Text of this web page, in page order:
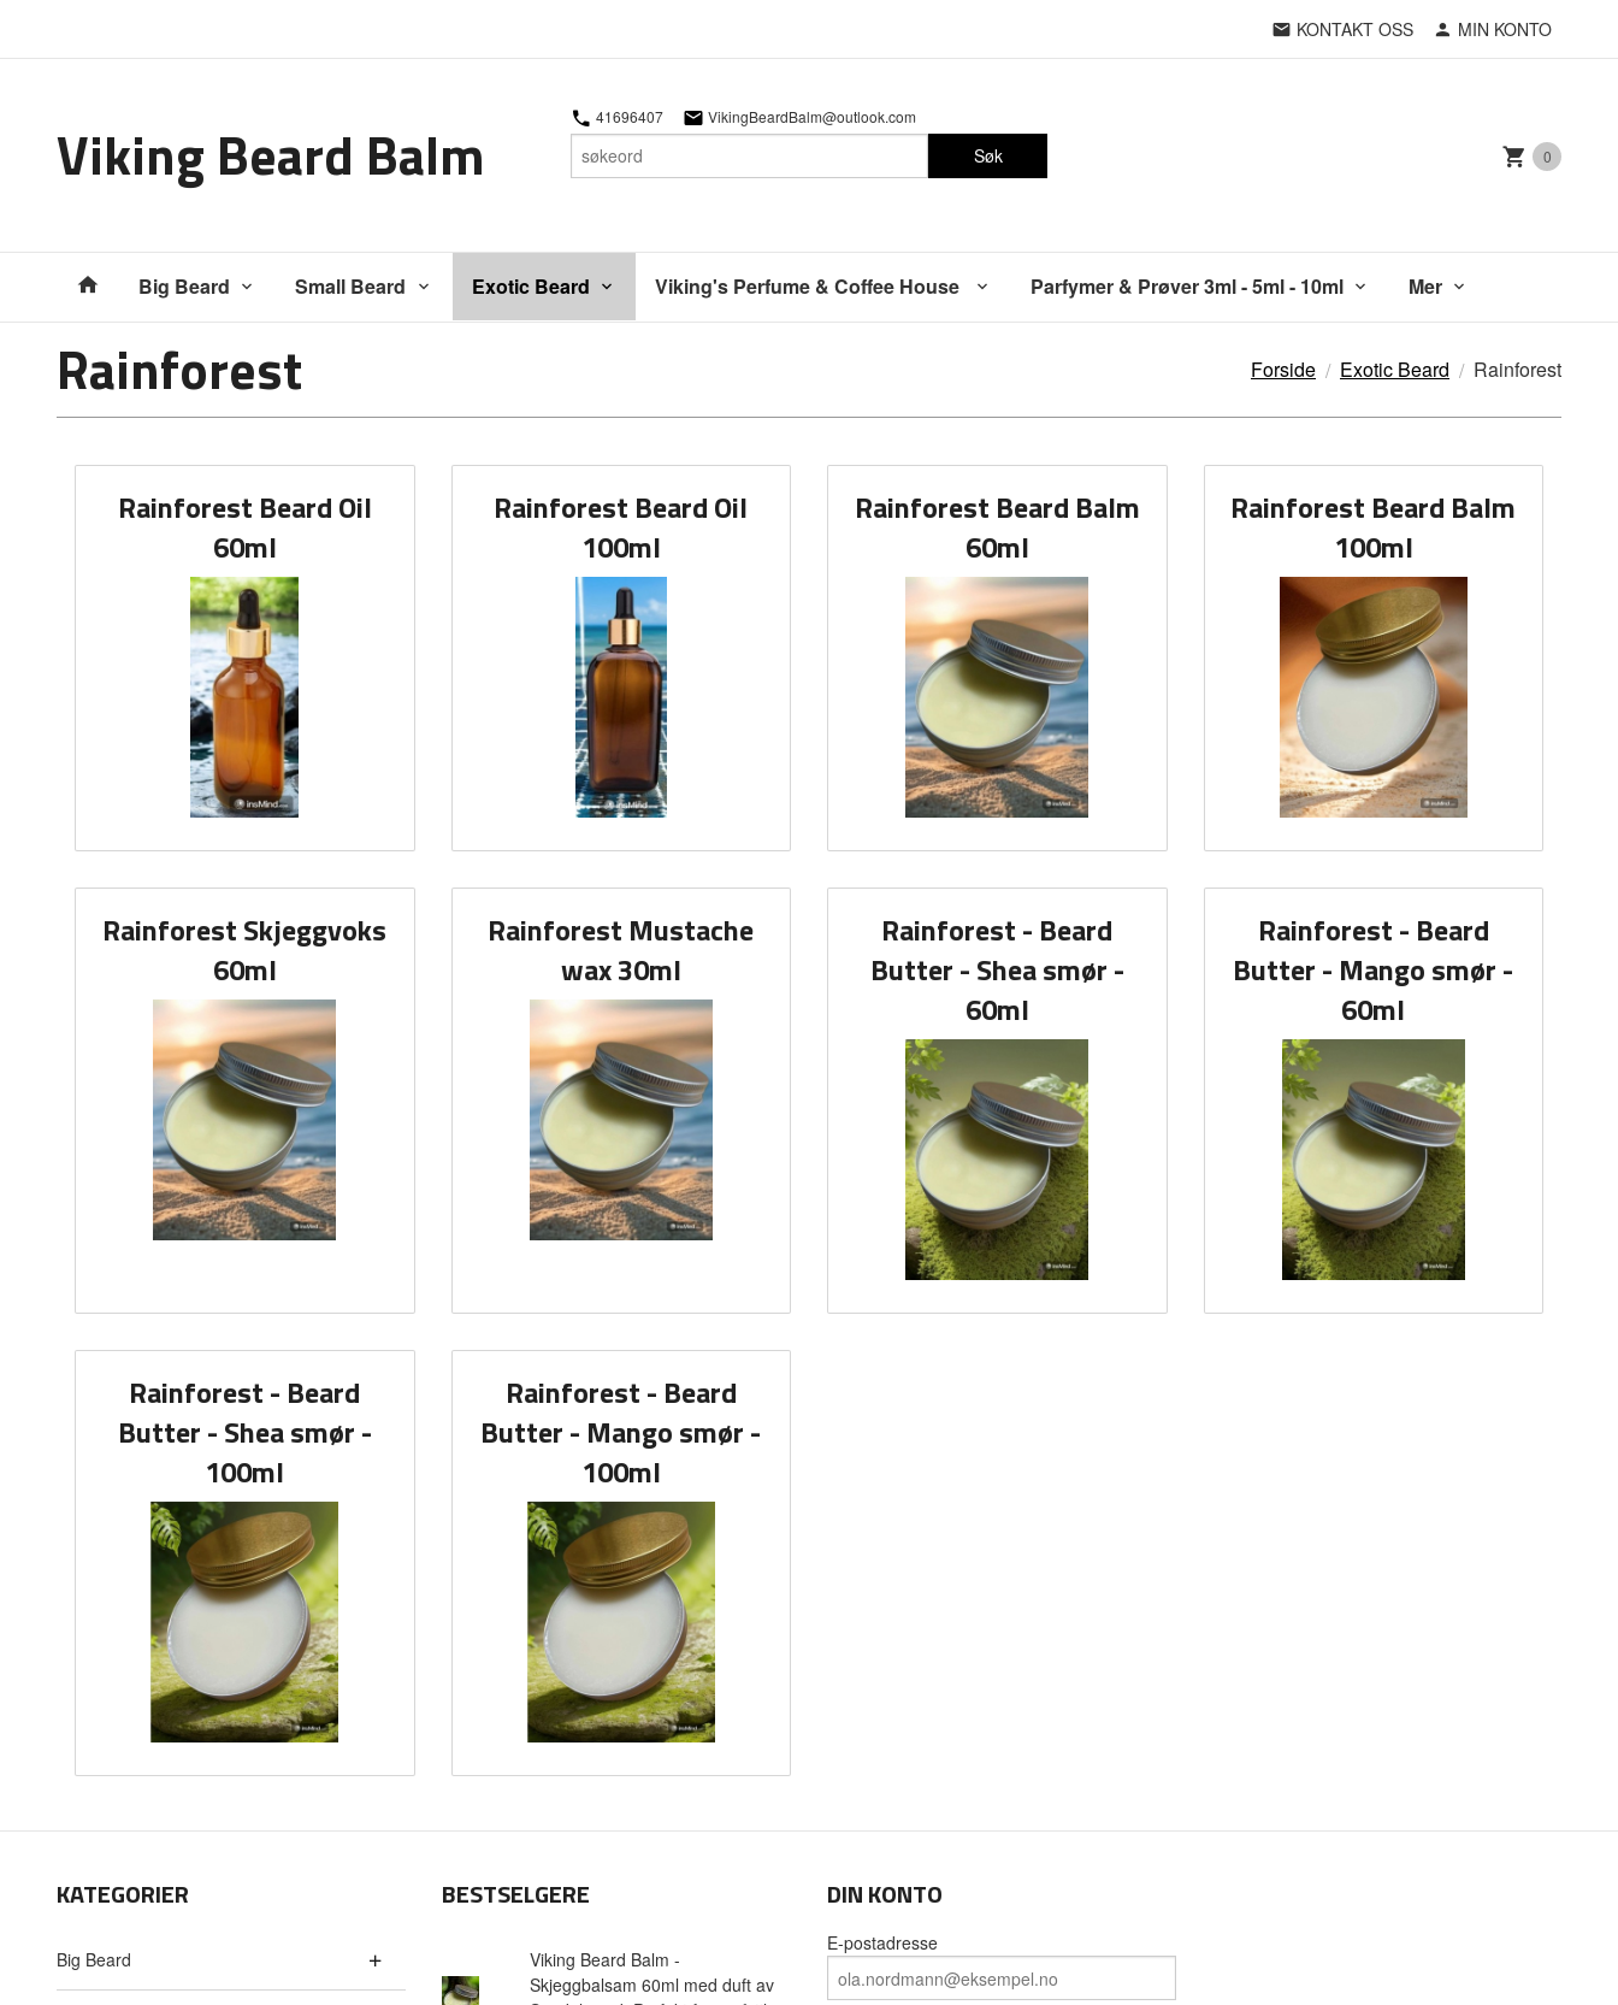
KONTAKT OSS MIN KONTO
Viking Beard Balm 41696407 VikingBeardBalm@outlook.com
Søk 0
Produkter
Big Beard Small Beard Exotic Beard Viking's Perfume & Coffee House Parfymer & Prøver 3ml - 5ml - 10ml Mer
Forside Exotic Beard Rainforest
Rainforest
Rainforest Beard Oil
60ml
Rainforest Beard Oil
100ml
Rainforest Beard Balm
60ml
Rainforest Beard Balm
100ml
Rainforest Skjeggvoks
60ml
Rainforest Mustache
wax 30ml
Rainforest - Beard
Butter - Shea smør -
60ml
Rainforest - Beard
Butter - Mango smør -
60ml
Rainforest - Beard
Butter - Shea smør -
100ml
Rainforest - Beard
Butter - Mango smør -
100ml
KATEGORIER
Big Beard
BESTSELGERE
Viking Beard Balm -
Skjeggbalsam 60ml med duft av
DIN KONTO
E-postadresse